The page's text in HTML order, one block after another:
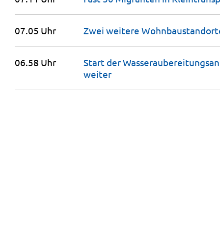
07.05 Uhr Zwei weitere
06.58 Uhr
Start der
weiter